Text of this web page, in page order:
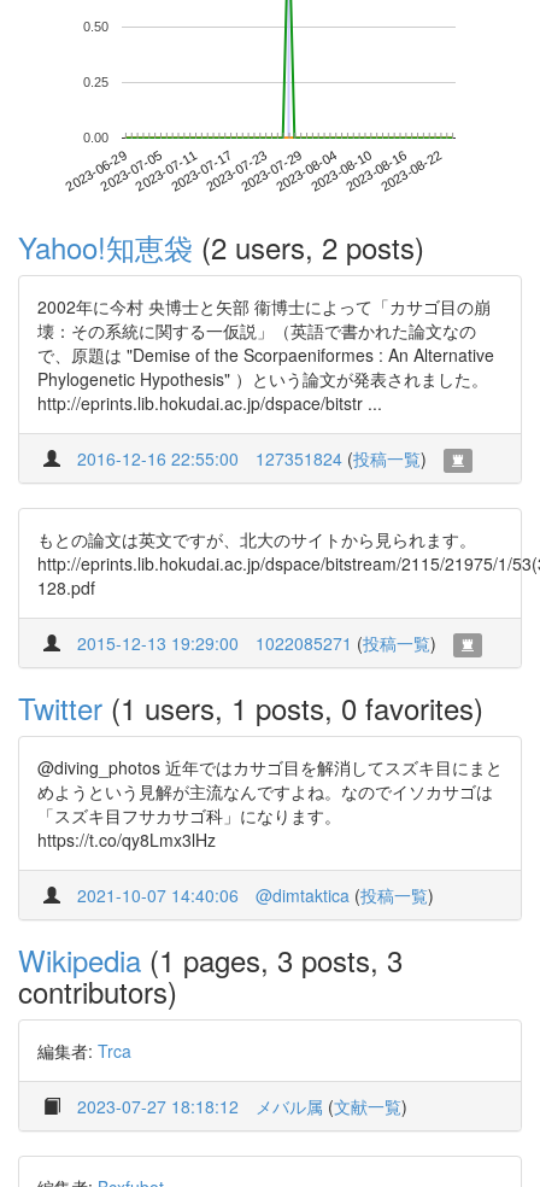
2023-06-292023-07-052023-07-112023-07-172023-07-232023-07-292023-08-042023-08-102023-08-162023-08-22
0.00
0.25
0.50
Yahoo!知恵袋 (2 users, 2 posts)
2002年に今村 央博士と矢部 衞博士によって「カサゴ目の崩
壊：その系統に関する一仮説」（英語で書かれた論文なの
で、原題は "Demise of the Scorpaeniformes : An Alternative
Phylogenetic Hypothesis" ）という論文が発表されました。
http://eprints.lib.hokudai.ac.jp/dspace/bitstr ...
2016-12-16 22:55:00 127351824 (投稿一覧)
もとの論文は英文ですが、北大のサイトから見られます。
http://eprints.lib.hokudai.ac.jp/dspace/bitstream/2115/21975/1/
128.pdf
2015-12-13 19:29:00 1022085271 (投稿一覧)
Twitter (1 users, 1 posts, 0 favorites)
@diving_photos 近年ではカサゴ目を解消してスズキ目にまと
めようという見解が主流なんですよね。なのでイソカサゴは
「スズキ目フサカサゴ科」になります。
https://t.co/qy8Lmx3lHz
2021-10-07 14:40:06 @dimtaktica (投稿一覧)
Wikipedia (1 pages, 3 posts, 3
contributors)
編集者: Trca
2023-07-27 18:18:12 メバル属 (文献一覧)